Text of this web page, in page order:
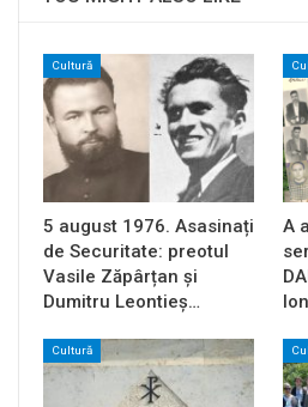
Cultură
5 august 1976. Asasinați
de Securitate: preotul
Vasile Zăpârțan și
Dumitru Leontieș…
A
Cultură